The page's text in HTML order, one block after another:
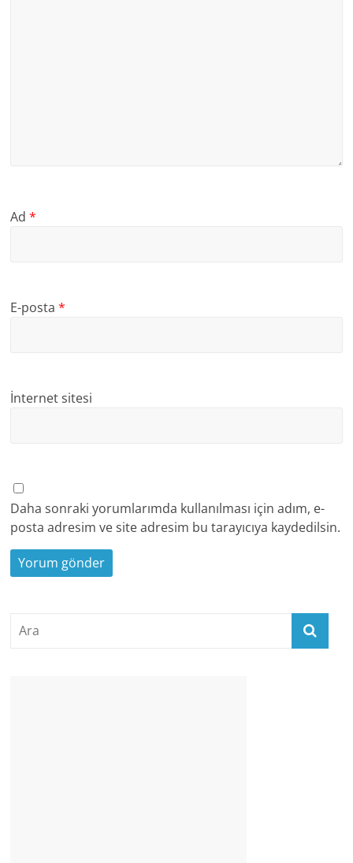
Ad*
E-posta*
İnternet sitesi
Daha sonraki yorumlarımda kullanılması için adım, e-
posta adresim ve site adresim bu tarayıcıya kaydedilsin.